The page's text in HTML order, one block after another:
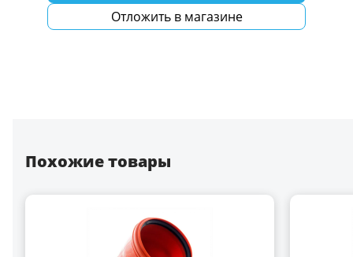
Отложить в магазине
Похожие товары